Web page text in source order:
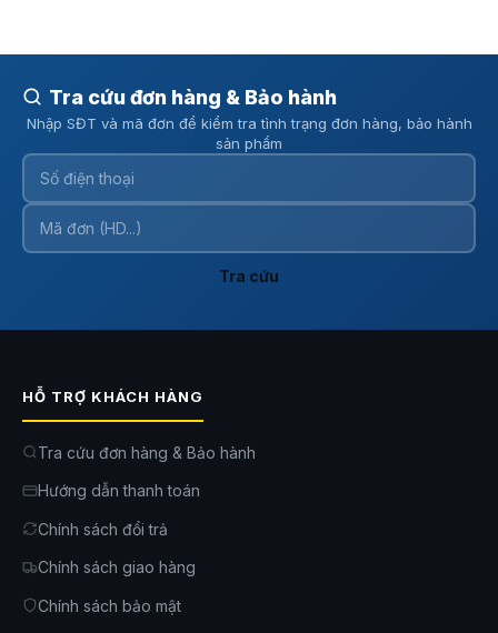
Tra cứu đơn hàng & Bảo hành
Nhập SĐT và mã đơn để kiểm tra tình trạng đơn hàng, bảo hành
sản phẩm
Tra cứu
HỖ TRỢ KHÁCH HÀNG
Tra cứu đơn hàng & Bảo hành
Hướng dẫn thanh toán
Chính sách đổi trả
Chính sách giao hàng
Chính sách bảo mật